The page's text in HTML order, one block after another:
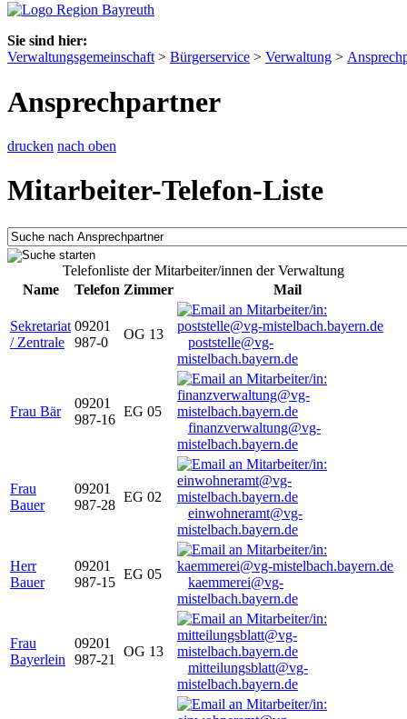
Sie sind hier:
Verwaltungsgemeinschaft > Bürgerservice > Verwaltung >
Ansprechpartner
drucken nach oben
Mitarbeiter-Telefon-Liste
Telefonliste der Mitarbeiter/innen der Verwaltung
Name
Telefon Zimmer Mail
Sekretariat
/ Zentrale
09201
987-0
OG 13
poststelle@vg-
mistelbach.bayern.de
Frau Bär
09201
987-16
EG 05
finanzverwaltung@vg-
mistelbach.bayern.de
Frau
Bauer
09201
987-28
EG 02
einwohneramt@vg-
mistelbach.bayern.de
Herr
Bauer
09201
987-15
EG 05
kaemmerei@vg-
mistelbach.bayern.de
Frau
Bayerlein
09201
987-21
OG 13
mitteilungsblatt@vg-
mistelbach.bayern.de